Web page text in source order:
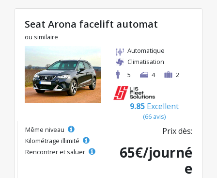
Seat Arona facelift automat
ou similaire
Automatique
Climatisation
5
4 2
9.85 Excellent
(66 avis)
Même niveau
Kilométrage illimité
Rencontrer et saluer
Prix dès:
65€/journé
e